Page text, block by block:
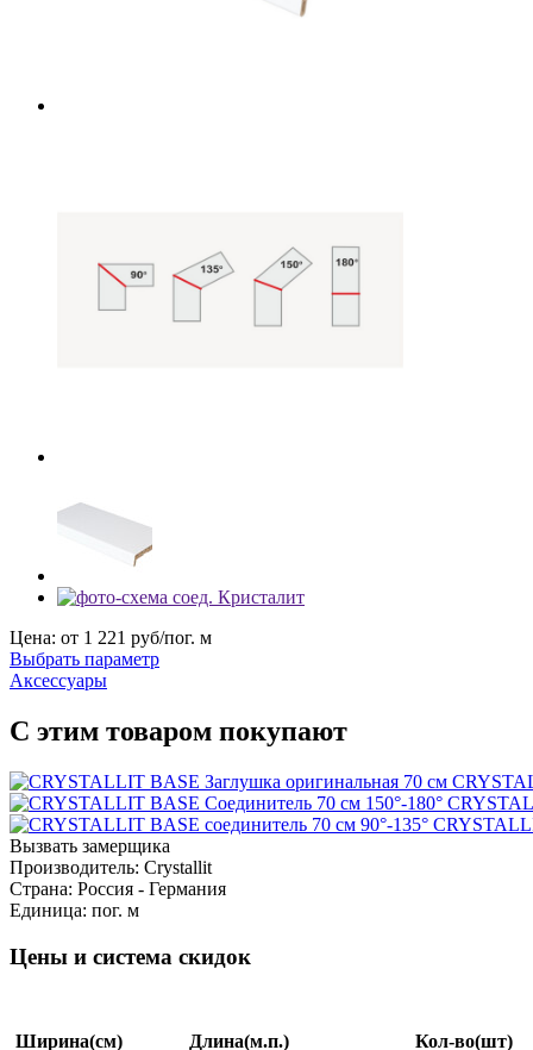
Цена: от 1 221 руб/пог. м
Выбрать параметр
Аксессуары
С этим товаром покупают
Вызвать замерщика
Производитель: Crystallit
Страна: Россия - Германия
Единица: пог. м
Цены и система скидок
Ширина(см) Длина(м.п.) Кол-во(шт)